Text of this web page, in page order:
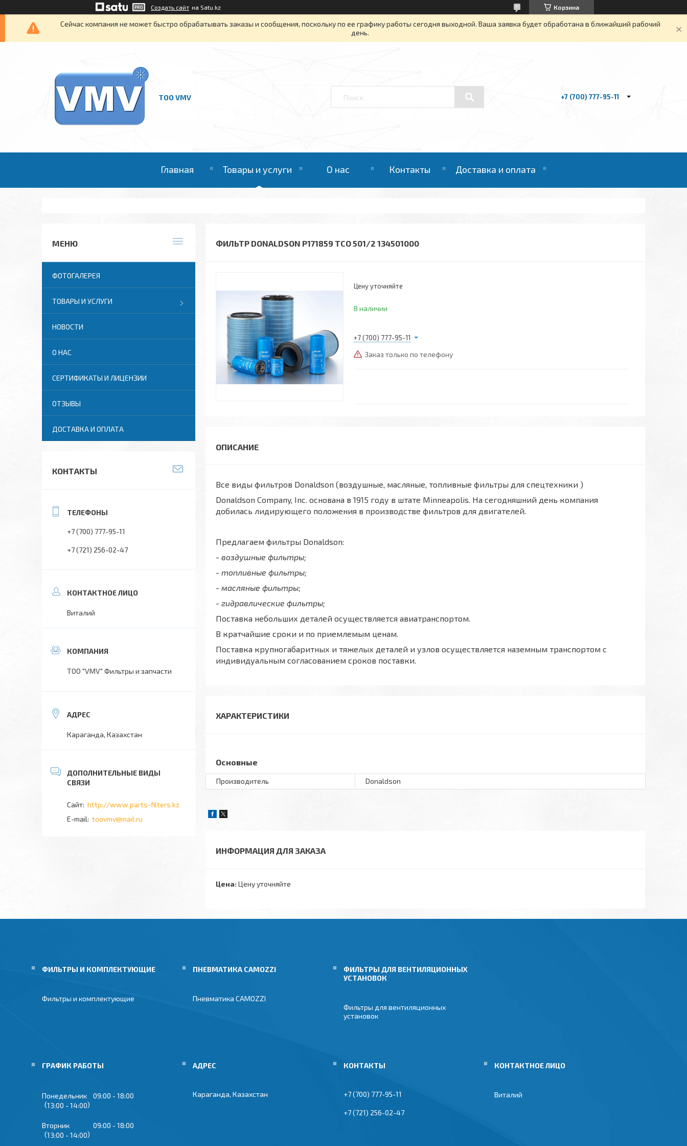
Создать сайт на Satu.kz Корзина
Сейчас компания не может быстро обрабатывать заказы и сообщения, поскольку по ее графику работы сегодня выходной. Ваша заявка будет обработана в ближайший рабочий
день.
ТОО VMV +7 (700) 777-95-11
Главная Товары и услуги О нас Контакты Доставка и оплата
ФИЛЬТР DONALDSON P171859 TCO 501/2 134501000
Цену уточняйте
В наличии
+7 (700) 777-95-11
Заказ только по телефону
Все виды фильтров Donaldson (воздушные, масляные, топливные фильтры для спецтехники )
Donaldson Company, Inc. основана в 1915 году в штате Minneapolis. На сегодняшний день компания
добилась лидирующего положения в производстве фильтров для двигателей.
Предлагаем фильтры Donaldson:
- воздушные фильтры;
- топливные фильтры;
- масляные фильтры;
- гидравлические фильтры;
Поставка небольших деталей осуществляется авиатранспортом.
В кратчайшие сроки и по приемлемым ценам.
Поставка крупногабаритных и тяжелых деталей и узлов осуществляется наземным транспортом с
индивидуальным согласованием сроков поставки.
ХАРАКТЕРИСТИКИ
Основные
Производитель Donaldson
ИНФОРМАЦИЯ ДЛЯ ЗАКАЗА
Цена: Цену уточняйте
ФОТОГАЛЕРЕЯ
ТОВАРЫ И УСЛУГИ
НОВОСТИ
О НАС
СЕРТИФИКАТЫ И ЛИЦЕНЗИИ
ОТЗЫВЫ
ДОСТАВКА И ОПЛАТА
КОНТАКТЫ
+7 (700) 777-95-11
+7 (721) 256-02-47
Виталий
ТОО "VMV" Фильтры и запчасти
Караганда, Казахстан
http://www.parts-filters.kz
toovmv@mail.ru
ФИЛЬТРЫ И КОМПЛЕКТУЮЩИЕ
Фильтры и комплектующие
ПНЕВМАТИКА CAMOZZI
Пневматика CAMOZZI
ФИЛЬТРЫ ДЛЯ ВЕНТИЛЯЦИОННЫХ
УСТАНОВОК
Фильтры для вентиляционных
установок
ГРАФИК РАБОТЫ
Понедельник 09:00
18:00
13:00
14:00
Вторник 09:00
18:00
13:00
14:00
Караганда, Казахстан +7 (700) 777-95-11
+7 (721) 256-02-47
Виталий